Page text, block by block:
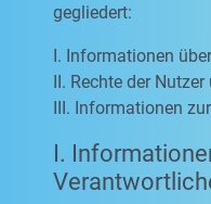
gegliedert:
I. Informationen
II. Rechte der
III. Informationen
I.